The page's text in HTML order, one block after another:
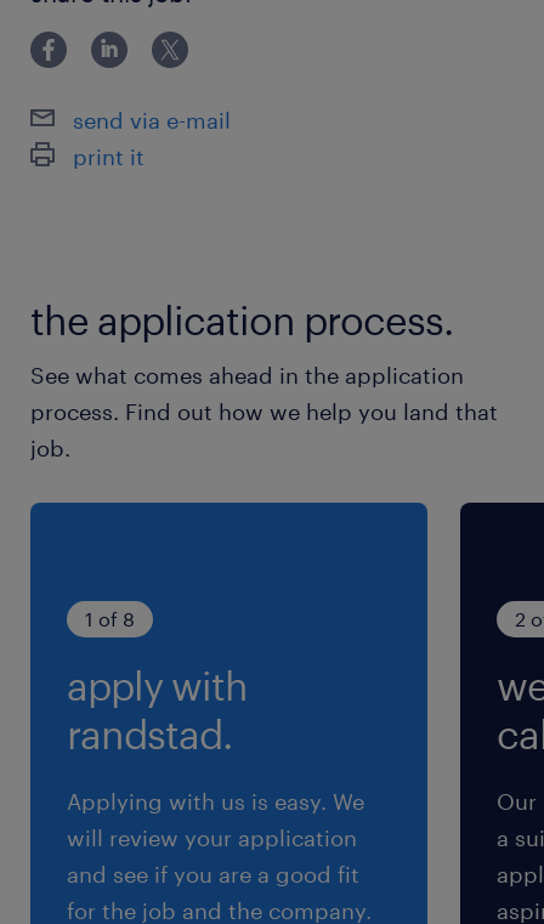
込んだプロジェクト推進経験
・HCDプロジェクトの企画立案、デリバリーの
・ユーザー調査の企画、実査、分析、レポートの
経験
ーなどデザイン評価の経験
■歓迎スキル
・クライアントワークでのワークショップの企画
運営経験
・Photoshop, Illustratorなどのデザイン描画ツ
ールを使ったデザイン制作経験
・After Effects, Premiereなど動画作成ツールで
の動画作成の経験
・企業やサービスのブランディングデザインの経
健康保険,厚生年金保険,介護保険,雇用保険,労災保
験 ・クライアントや様々なステークホルダーを巻き込
んだプロジェクト推進経験 ・HCDプロジェク
send via e-mail
print it
the application process.
See what comes ahead in the application
process. Find out how we help you land that
job.
1 of 8
apply with
randstad.
Applying with us is easy. We
will review your application
and see if you are a good fit
for the job and the company.
2
Our
a